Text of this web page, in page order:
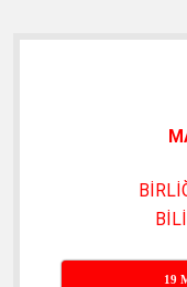
19